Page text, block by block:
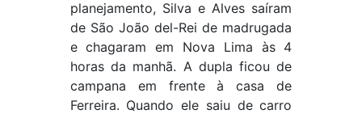
planejamento, Silva e Alves saíram
de São João del-Rei de madrugada
e chagaram em Nova Lima às 4
horas da manhã. A dupla ficou de
campana em frente à casa de
Ferreira. Quando ele saiu de carro